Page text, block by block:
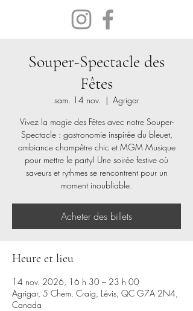
Souper-Spectacle des
Fêtes
sam. 14 nov.
  |
Agrigar
Vivez la magie des Fêtes avec notre Souper-
Spectacle : gastronomie inspirée du bleuet,
ambiance champêtre chic et MGM Musique
pour mettre le party! Une soirée festive où
saveurs et rythmes se rencontrent pour un
moment inoubliable.
Acheter des billets
Heure et lieu
14 nov. 2026, 16 h 30 – 23 h 00
Agrigar, 5 Chem. Craig, Lévis, QC G7A 2N4,
Canada